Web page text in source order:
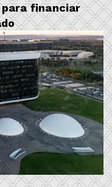
financiar